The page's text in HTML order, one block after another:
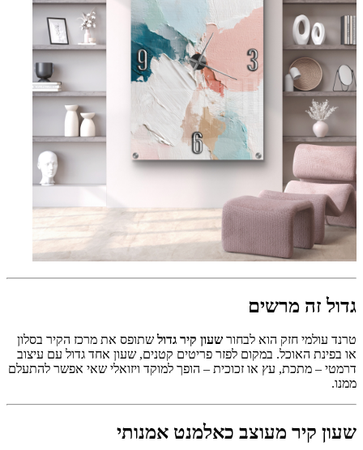
גדול זה מרשים
טרנד עולמי חזק הוא לבחור שעון קיר גדול שתופס את מרכז הקיר בסלון
או בפינת האוכל. במקום לפזר פריטים קטנים, שעון אחד גדול עם עיצוב
דרמטי – מתכת, עץ או זכוכית – הופך למוקד ויזואלי שאי אפשר להתעלם
ממנו.
שעון קיר מעוצב כאלמנט אמנותי